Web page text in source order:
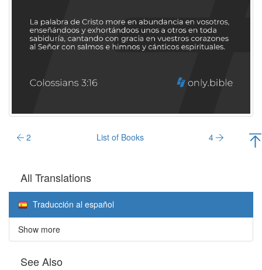
2 List of Books 4
All Translations
Traducción al español
Show more
See Also